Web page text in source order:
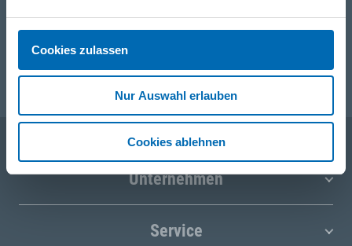
Cookies zulassen
Nur Auswahl erlauben
Cookies ablehnen
E-Mail
post@seefelder.net
Unternehmen
Service